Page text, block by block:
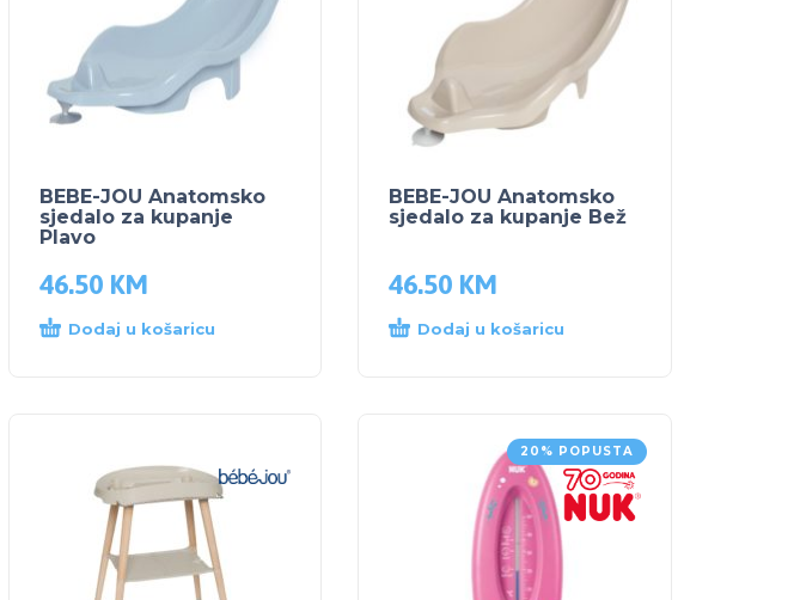
BEBE-JOU Anatomsko
sjedalo za kupanje
Plavo
46.50 KM
Dodaj u košaricu
BEBE-JOU Anatomsko
sjedalo za kupanje Bež
46.50 KM
Dodaj u košaricu
20% POPUSTA